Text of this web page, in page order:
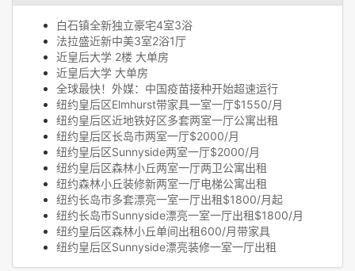
白石镇全新独立豪宅4室3浴
法拉盛近新中美3室2浴1厅
近皇后大学 2楼 大单房
近皇后大学 大单房
全球最快！外媒：中国疫苗接种开始超速运行
纽约皇后区Elmhurst带家具一室一厅$1550/月
纽约皇后区近地铁好区多套两室一厅公寓出租
纽约皇后区长岛市两室一厅$2000/月
纽约皇后区Sunnyside两室一厅$2000/月
纽约皇后区森林小丘两室一厅两卫公寓出租
纽约森林小丘装修新两室一厅电梯公寓出租
纽约长岛市多套漂亮一室一厅出租$1800/月起
纽约长岛市Sunnyside漂亮一室一厅出租$1800/月
纽约皇后区森林小丘单间出租600/月带家具
纽约皇后区Sunnyside漂亮装修一室一厅出租